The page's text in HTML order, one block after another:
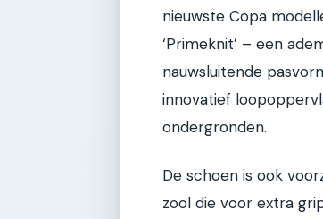
nieuwste Copa
‘Primeknit’ – een
nauwsluitende
innovatief
ondergronden.
De schoen is ook
zool die voor extra